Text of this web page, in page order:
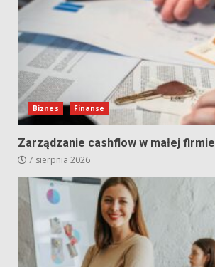
Biznes Finanse
Zarządzanie cashflow w małej firmie
7 sierpnia 2026